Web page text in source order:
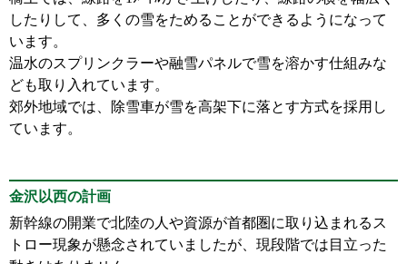
したりして、多くの雪をためることができるようになって
います。
温水のスプリンクラーや融雪パネルで雪を溶かす仕組みな
ども取り入れています。
郊外地域では、除雪車が雪を高架下に落とす方式を採用し
ています。
金沢以西の計画
新幹線の開業で北陸の人や資源が首都圏に取り込まれるス
トロー現象が懸念されていましたが、現段階では目立った